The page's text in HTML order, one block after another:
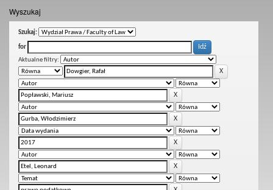
Wyszukaj
Szukaj:
for
Aktualne filtry: